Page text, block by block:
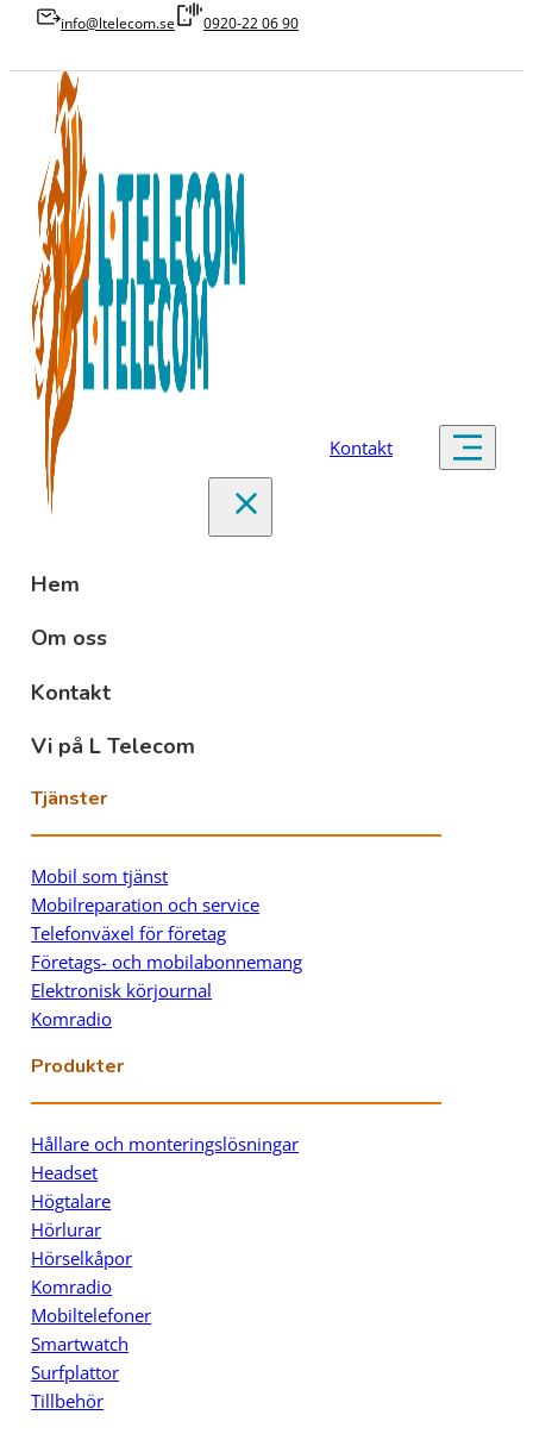
info@ltelecom.se 0920-22 06 90
Kontakt
Hem
Om oss
Kontakt
Vi på L Telecom
Tjänster
Mobil som tjänst
Mobilreparation och service
Telefonväxel för företag
Företags- och mobilabonnemang
Elektronisk körjournal
Komradio
Produkter
Hållare och monteringslösningar
Headset
Högtalare
Hörlurar
Hörselkåpor
Komradio
Mobiltelefoner
Smartwatch
Surfplattor
Tillbehör